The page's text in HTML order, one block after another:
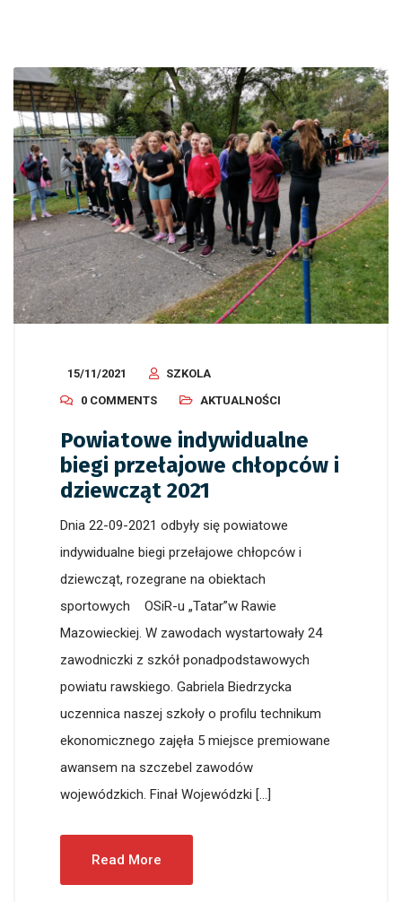
15/11/2021
SZKOLA
0 COMMENTS
AKTUALNOŚCI
Powiatowe indywidualne
biegi przełajowe chłopców i
dziewcząt 2021
Dnia 22-09-2021 odbyły się powiatowe
indywidualne biegi przełajowe chłopców i
dziewcząt, rozegrane na obiektach
sportowych OSiR-u „Tatar”w Rawie
Mazowieckiej. W zawodach wystartowały 24
zawodniczki z szkół ponadpodstawowych
powiatu rawskiego. Gabriela Biedrzycka
uczennica naszej szkoły o profilu technikum
ekonomicznego zajęła 5 miejsce premiowane
awansem na szczebel zawodów
wojewódzkich. Finał Wojewódzki […]
Read More